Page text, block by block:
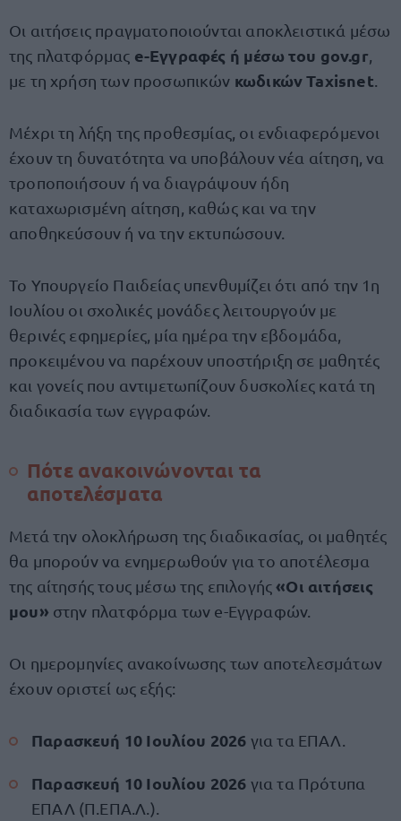
Οι αιτήσεις πραγματοποιούνται αποκλειστικά μέσω
της πλατφόρμας e-Εγγραφές ή μέσω του gov.gr
με τη χρήση των προσωπικών κωδικών Taxisnet
Μέχρι τη λήξη της προθεσμίας, οι ενδιαφερόμενοι
έχουν τη δυνατότητα να υποβάλουν νέα αίτηση, να
τροποποιήσουν ή να διαγράψουν ήδη
καταχωρισμένη αίτηση, καθώς και να την
αποθηκεύσουν ή να την εκτυπώσουν.
Το Υπουργείο Παιδείας υπενθυμίζει ότι από την 1η
Ιουλίου οι σχολικές μονάδες λειτουργούν με
θερινές εφημερίες, μία ημέρα την εβδομάδα,
προκειμένου να παρέχουν υποστήριξη σε μαθητές
και γονείς που αντιμετωπίζουν δυσκολίες κατά τη
διαδικασία των εγγραφών.
Πότε ανακοινώνονται τα
αποτελέσματα
Μετά την ολοκλήρωση της διαδικασίας, οι μαθητές
θα μπορούν να ενημερωθούν για το αποτέλεσμα
της αίτησής τους μέσω της επιλογής«Οι αιτήσεις
μου» στην πλατφόρμα των e-Εγγραφών.
Οι ημερομηνίες ανακοίνωσης των αποτελεσμάτων
έχουν οριστεί ως εξής:
Παρασκευή 10 Ιουλίου 2026 για τα ΕΠΑΛ.
Παρασκευή 10 Ιουλίου 2026 για τα Πρότυπα
ΕΠΑΛ (Π.ΕΠΑ.Λ.).